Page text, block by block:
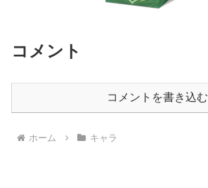
コメント
コメントを書き込む
ホーム キャラ